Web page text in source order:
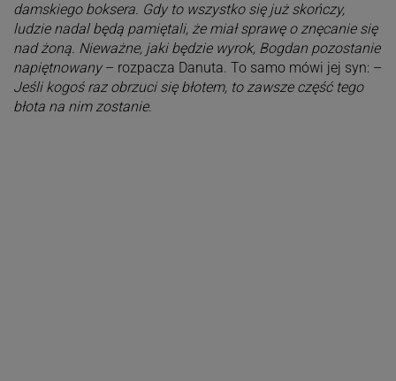
damskiego boksera. Gdy to wszystko się już skończy,
ludzie nadal będą pamiętali, że miał sprawę o znęcanie się
nad żoną. Nieważne, jaki będzie wyrok, Bogdan pozostanie
napiętnowany– rozpacza Danuta. To samo mówi jej syn: –
Jeśli kogoś raz obrzuci się błotem, to zawsze część tego
błota na nim zostanie.